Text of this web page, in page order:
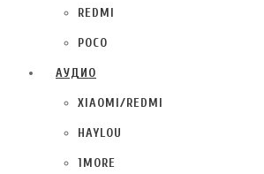
REDMI
POCO
АУДИО
XIAOMI/REDMI
HAYLOU
1MORE